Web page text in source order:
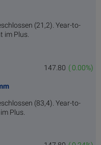
(21,2). Year-to-
im Plus.
( 0.00%)
147.80
(83,4). Year-to-
Plus.